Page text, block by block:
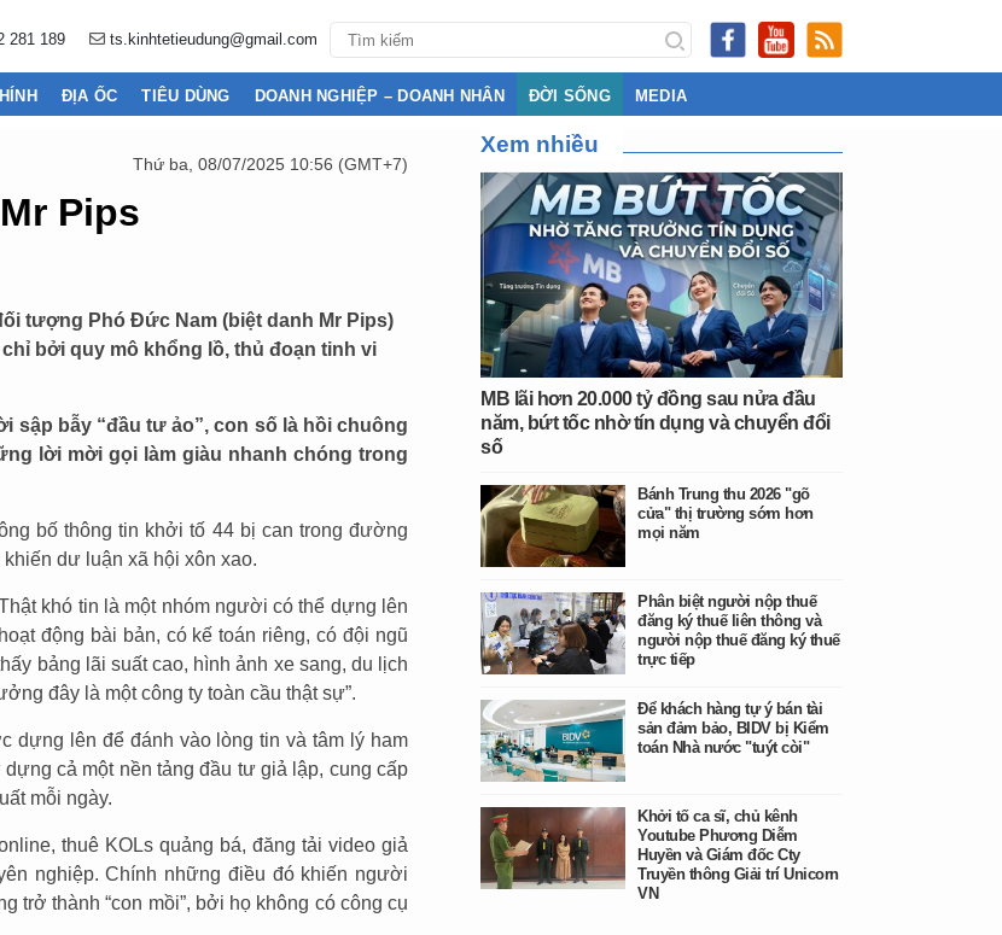
281 189 ts.kinhtetieudung@gmail.com
ĐỊA ỐC TIÊU DÙNG DOANH NGHIỆP – DOANH NHÂN ĐỜI SỐNG MEDIA
Thứ ba, 08/07/2025 10:56 (GMT+7)
Pips
tượng Phó Đức Nam (biệt danh Mr Pips)
bởi quy mô khổng lồ, thủ đoạn tinh vi
sập bẫy “đầu tư ảo”, con số là hồi chuông
lời mời gọi làm giàu nhanh chóng trong
bố thông tin khởi tố 44 bị can trong đường
dư luận xã hội xôn xao.
khó tin là một nhóm người có thể dựng lên
động bài bản, có kế toán riêng, có đội ngũ
bảng lãi suất cao, hình ảnh xe sang, du lịch
đây là một công ty toàn cầu thật sự”.
dựng lên để đánh vào lòng tin và tâm lý ham
cả một nền tảng đầu tư giả lập, cung cấp
mỗi ngày.
thuê KOLs quảng bá, đăng tải video giả
nghiệp. Chính những điều đó khiến người
thành “con mồi”, bởi họ không có công cụ
Xem nhiều
MB lãi hơn 20.000 tỷ đồng sau nửa đầu
năm, bứt tốc nhờ tín dụng và chuyển đổi
số
Bánh Trung thu 2026 "gõ
cửa" thị trường sớm hơn
mọi năm
Phân biệt người nộp thuế
đăng ký thuế liên thông và
người nộp thuế đăng ký thuế
trực tiếp
Để khách hàng tự ý bán tài
sản đảm bảo, BIDV bị Kiểm
toán Nhà nước "tuýt còi"
Khởi tố ca sĩ, chủ kênh
Youtube Phương Diễm
Huyền và Giám đốc Cty
Truyền thông Giải trí Unicorn
VN